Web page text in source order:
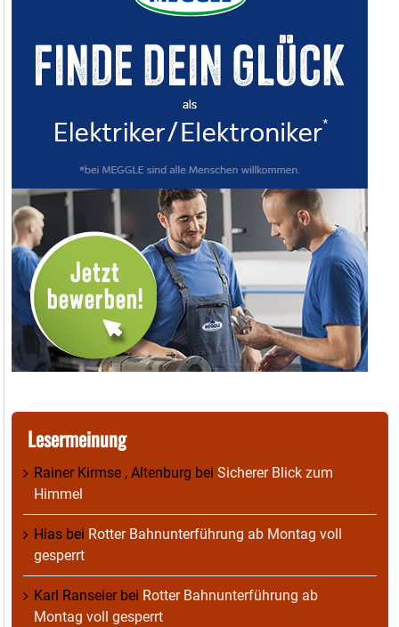
Lesermeinung
Rainer Kirmse , Altenburg bei Sicherer Blick zum
Himmel
Hias bei Rotter Bahnunterführung ab Montag voll
gesperrt
Karl Ranseierbei Rotter Bahnunterführung ab
Montag voll gesperrt